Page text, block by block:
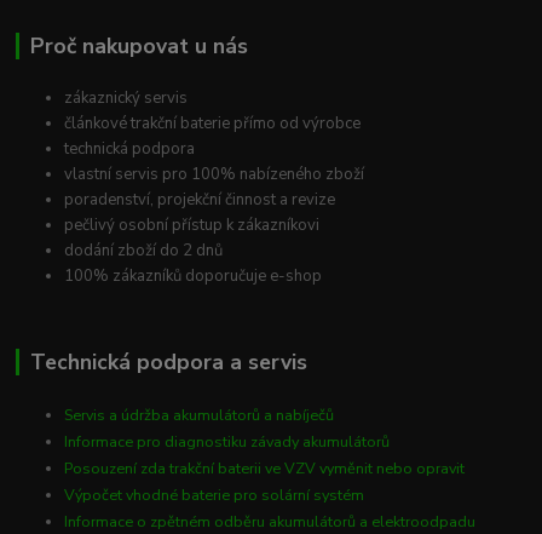
Proč nakupovat u nás
zákaznický servis
článkové trakční baterie přímo od výrobce
technická podpora
vlastní servis pro 100% nabízeného zboží
poradenství, projekční činnost a revize
pečlivý osobní přístup k zákazníkovi
dodání zboží do 2 dnů
100% zákazníků doporučuje e-shop
Technická podpora a servis
Servis a údržba akumulátorů a nabíječů
Informace pro diagnostiku závady akumulátorů
Posouzení zda trakční baterii ve VZV vyměnit nebo opravit
Výpočet vhodné baterie pro solární systém
Informace o zpětném odběru akumulátorů a elektroodpadu